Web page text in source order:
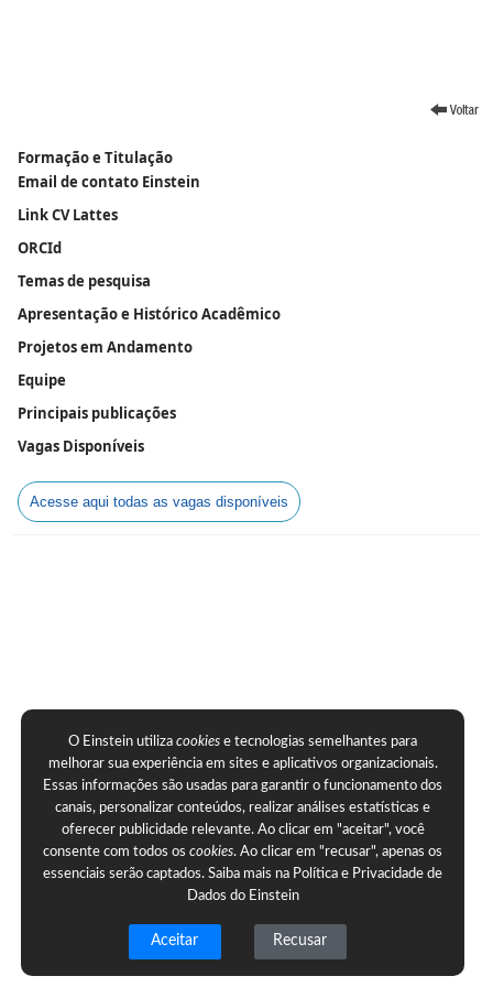
Formação e Titulação
Email de contato Einstein
Link CV Lattes
ORCId
Temas de pesquisa
Apresentação e Histórico Acadêmico
Projetos em Andamento
Equipe
Principais publicações
Vagas Disponíveis
Acesse aqui todas as vagas disponíveis
O Einstein utilizacookies e tecnologias semelhantes para
melhorar sua experiência em sites e aplicativos organizacionais.
Essas informações são usadas para garantir o funcionamento dos
canais, personalizar conteúdos, realizar análises estatísticas e
oferecer publicidade relevante. Ao clicar em "aceitar", você
consente com todos oscookies. Ao clicar em "recusar", apenas os
essenciais serão captados. Saiba mais na Política e Privacidade de
Dados do Einstein
Aceitar Recusar